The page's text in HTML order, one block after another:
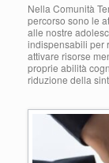
Nella Comunità
percorso sono le
alle nostre
indispensabili per
attivare risorse
proprie abilità
riduzione della